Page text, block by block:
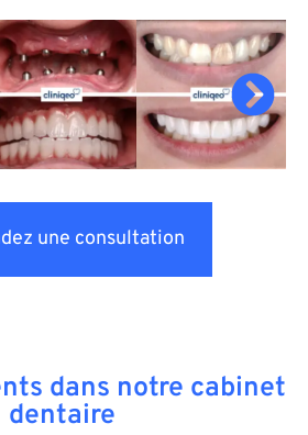
une consultation
dans notre cabinet
dentaire